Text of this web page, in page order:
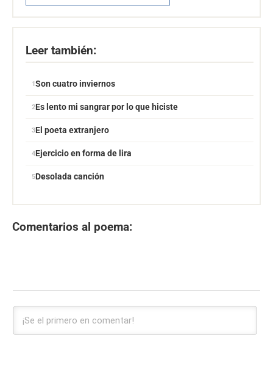
Leer también:
Son cuatro inviernos
Es lento mi sangrar por lo que hiciste
El poeta extranjero
Ejercicio en forma de lira
Desolada canción
Comentarios al poema: